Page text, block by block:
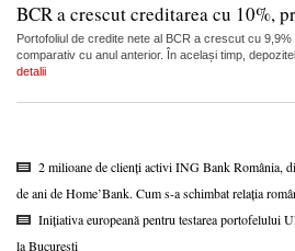
BCR a crescut creditarea cu 10%,
Portofoliul de credite nete al BCR a crescut cu
comparativ cu anul anterior. În același timp,
detalii
2 milioane de clienți activi ING Bank România,
de ani de Home’Bank. Cum s-a schimbat relația
Inițiativa europeană pentru testarea portofelului
la București